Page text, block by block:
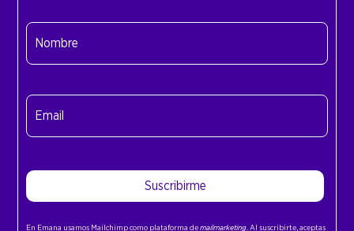
Nombre
(Obligatorio)
Email
(Obligatorio)
Suscribirme
En Emana usamos Mailchimp como plataforma demailmarketing . Al suscribirte, aceptas